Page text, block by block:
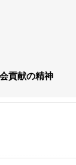
貢献の精神